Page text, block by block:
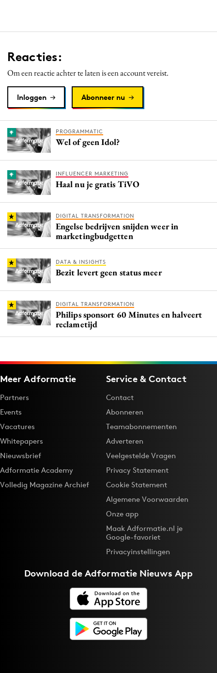
Reacties:
Om een reactie achter te laten is een account vereist.
Inloggen Abonneer nu
PROGRAMMATIC
Wel of geen Idol?
INFLUENCER MARKETING
Haal nu je gratis TiVO
DIGITAL TRANSFORMATION
Engelse bedrijven snijden weer in
marketingbudgetten
DATA & INSIGHTS
Bezit levert geen status meer
DIGITAL TRANSFORMATION
Philips sponsort 60 Minutes en halveert
reclametijd
Meer Adformatie
Partners
Events
Vacatures
Whitepapers
Nieuwsbrief
Adformatie Academy
Volledig Magazine Archief
Service & Contact
Contact
Abonneren
Teamabonnementen
Adverteren
Veelgestelde Vragen
Privacy Statement
Cookie Statement
Algemene Voorwaarden
Onze app
Maak Adformatie.nl je
Google-favoriet
Privacyinstellingen
Download deAdformatie Nieuws App